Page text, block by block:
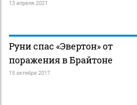
13 апреля 2021
Руни спас «Эвертон» от
поражения в Брайтоне
15 октября 2017